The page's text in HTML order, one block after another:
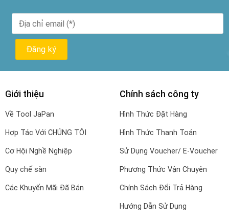
Giới thiệu
Về Tool JaPan
Hợp Tác Với CHÚNG TÔI
Cơ Hội Nghề Nghiệp
Quy chế sàn
Các Khuyến Mãi Đã Bán
Chính sách công ty
Hình Thức Đặt Hàng
Hình Thức Thanh Toán
Sử Dụng Voucher/ E-Voucher
Phương Thức Vận Chuyên
Chính Sách Đổi Trả Hàng
Hướng Dẫn Sử Dụng